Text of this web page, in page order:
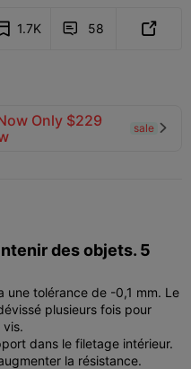
1.7K  58 
Only $229
sale 
des objets. 5
une tolérance de -0,1 mm. Le
plusieurs fois pour
vis.
dans le filetage intérieur.
la résistance.